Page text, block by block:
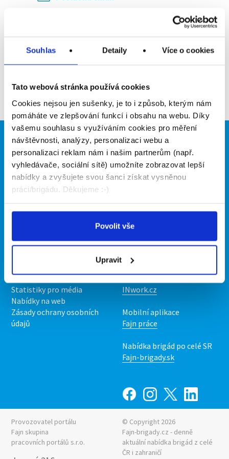
Souhlas Detaily Více o cookies
Tato webová stránka používá cookies
Cookies nejsou jen sušenky, je to i způsob, kterým nám
pomáháte ve zlepšování funkcí i obsahu na webu. Díky
vašemu souhlasu s využíváním cookies pro měření
návštěvnosti, analýzy, personalizaci webu a
personalizaci reklam nám i našim partnerům (např.
vyhledávače, sociální sítě) umožníte zobrazovat lepší
nabídky a zvyšujete svou šanci získat vysněnou
práci/brigádu. Děkujeme :-)
Povolit vše
Upravit
Přidat do oblíbených
Zpět
Brigádníci
Články
Hledané brigády
Firmy
Vložit inzerát
Ceník
Kontakt
Upravit předvolby cookies
Statistiky pro média
Nabídky na web
Zásady ochrany osobních
údajů
Naše další projekty
Mobilní aplikace
Fajn brigády
Nabídka práce z celé ČR
INwork.cz
Mobilní aplikace
Fajn práce
Nabídka brigád po celé SR
Fajn-brigady.sk
Provozovatel portálu
Fajn skupina
pracovních portálů s.r.o.
© Copyright 2026
Fajn-brigady.cz - denně
aktuální nabídka brigád z celé
ČR i zahraničí